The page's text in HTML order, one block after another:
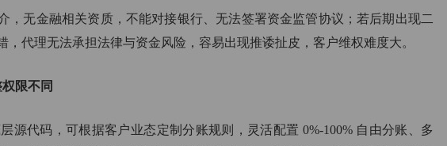
，无金融相关资质，不能对接银行、无法签署资金监管协议；若后期出现二
，代理无法承担法律与资金风险，容易出现推诿扯皮，客户维权难度大。
限不同
源代码，可根据客户业态定制分账规则，灵活配置 0%-100% 自由分账、多